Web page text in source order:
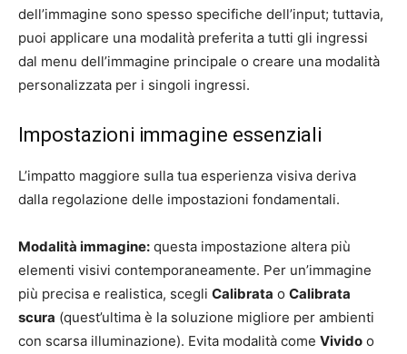
dell’immagine sono spesso specifiche dell’input; tuttavia,
puoi applicare una modalità preferita a tutti gli ingressi
dal menu dell’immagine principale o creare una modalità
personalizzata per i singoli ingressi.
Impostazioni immagine essenziali
L’impatto maggiore sulla tua esperienza visiva deriva
dalla regolazione delle impostazioni fondamentali.
Modalità immagine: questa impostazione altera più
elementi visivi contemporaneamente. Per un’immagine
più precisa e realistica, scegli Calibrata o Calibrata
scura (quest’ultima è la soluzione migliore per ambienti
con scarsa illuminazione). Evita modalità come Vivido o